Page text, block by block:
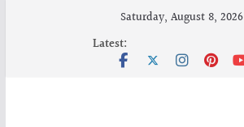
Saturday, August 8, 2026
Latest: